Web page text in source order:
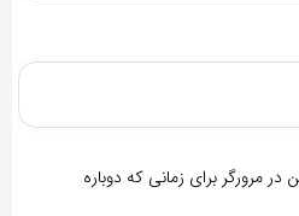
مرورگر برای زمانی که دوباره